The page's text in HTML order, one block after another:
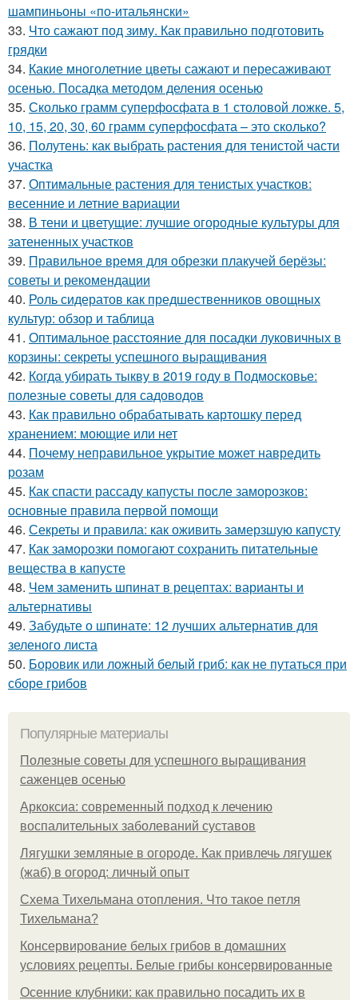
шампиньоны «по-итальянски»
33. Что сажают под зиму. Как правильно подготовить
грядки
34. Какие многолетние цветы сажают и пересаживают
осенью. Посадка методом деления осенью
35. Сколько грамм суперфосфата в 1 столовой ложке. 5,
10, 15, 20, 30, 60 грамм суперфосфата – это сколько?
36. Полутень: как выбрать растения для тенистой части
участка
37. Оптимальные растения для тенистых участков:
весенние и летние вариации
38. В тени и цветущие: лучшие огородные культуры для
затененных участков
39. Правильное время для обрезки плакучей берёзы:
советы и рекомендации
40. Роль сидератов как предшественников овощных
культур: обзор и таблица
41. Оптимальное расстояние для посадки луковичных в
корзины: секреты успешного выращивания
42. Когда убирать тыкву в 2019 году в Подмосковье:
полезные советы для садоводов
43. Как правильно обрабатывать картошку перед
хранением: моющие или нет
44. Почему неправильное укрытие может навредить
розам
45. Как спасти рассаду капусты после заморозков:
основные правила первой помощи
46. Секреты и правила: как оживить замерзшую капусту
47. Как заморозки помогают сохранить питательные
вещества в капусте
48. Чем заменить шпинат в рецептах: варианты и
альтернативы
49. Забудьте о шпинате: 12 лучших альтернатив для
зеленого листа
50. Боровик или ложный белый гриб: как не путаться при
сборе грибов
Популярные материалы
Полезные советы для успешного выращивания
саженцев осенью
Аркоксиа: современный подход к лечению
воспалительных заболеваний суставов
Лягушки земляные в огороде. Как привлечь лягушек
(жаб) в огород: личный опыт
Схема Тихельмана отопления. Что такое петля
Тихельмана?
Консервирование белых грибов в домашних
условиях рецепты. Белые грибы консервированные
Осенние клубники: как правильно посадить их в